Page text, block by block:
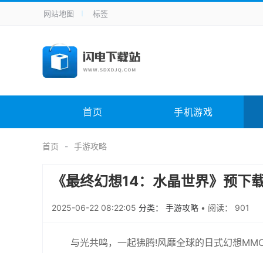
手机应用
手机游戏 H5游戏
电脑软件 其它类别 图形软件
未分类
网站地图 标签
首页 手机游戏
首页 手游攻略
《最终幻想14：水晶世界》预下
2025-06-22 08:22:05 分类： 手游攻略 • 阅读： 901
与光共鸣，一起狒腾!风靡全球的日式幻想